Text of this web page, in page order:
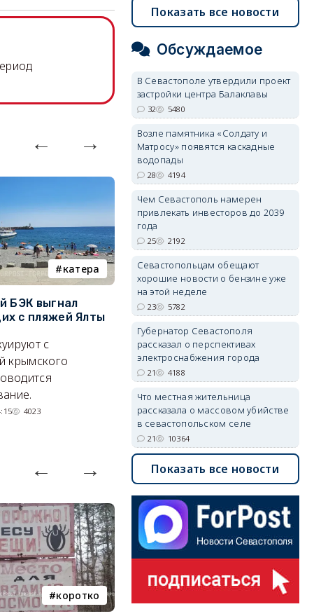
катера
БЭК выгнал
с пляжей Ялты
с
крымского
4023
электроснабжение
Губернатор Севастополя
рассказал о перспективах
электроснабжения города
Энергетики, подчеркнул он,
делают практически
невозможное.
07/08/2026 10:13 4188
коротко Балаклава
Показать все новости
Обсуждаемое
В Севастополе утвердили проект
застройки центра Балаклавы
32 5480
Возле памятника «Солдату и
Матросу» появятся каскадные
водопады
28 4194
Чем Севастополь намерен
привлекать инвесторов до 2039
года
25 2192
Севастопольцам обещают
хорошие новости о бензине уже
на этой неделе
23 5782
Губернатор Севастополя
рассказал о перспективах
электроснабжения города
21 4188
Что местная жительница
рассказала о массовом убийстве
в севастопольском селе
21 10364
Показать все новости